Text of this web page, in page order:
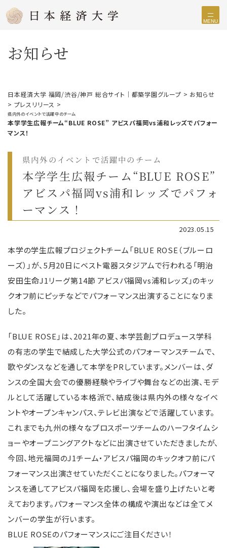
MENU
お知らせ
日本経済大学 福岡/渋谷/神戸 総合サイト｜都築学園グループ > お知らせ
> プレスリリース >
県内外のイベントで活躍中のチーム
本学学生広報チーム“BLUE ROSE” アビスパ福岡vs浦和レッズでパフォー
マンス！
県内外のイベントで活躍中のチーム
本学学生広報チーム“BLUE ROSE”
アビスパ福岡vs浦和レッズでパフォ
ーマンス！
2023.05.15
本学の学生広報プロジェクトチーム「BLUE ROSE（ブルーロ
ーズ）」が、5月20日にベスト電器スタジアムで行われる「明治
安田生命J1リーグ第14節 アビスパ福岡vs浦和レッズ」のキッ
クオフ前にピッチなどでパフォーマンス出演することになりま
した。
「BLUE ROSE」は、2021年の夏、本学芸創プロデュース学科
の有志の学生で結成した大学公式のパフォーマンスチームで、
歌やダンスなどを通して本学をPRしています。メンバーは、ダ
ンスの全国大会での優勝経験やライブや舞台などの出演、モデ
ルとして活躍している本格派で、結成後は県内外の様々なイベ
ントやオープンキャンパス、テレビ出演などで活躍しています。
これまでも九州の様々なプロスポーツチームのハーフタイムシ
ョーやオープニングアクトなどに出演させていただきましたが、
今回、地元福岡のJ1チーム・アビスパ福岡のキックオフ前にパ
フォーマンス出演させていただくことになりました。パフォーマ
ンスを通してアビスパ福岡を応援し、会場を盛り上げたいと考
えております。パフォーマンス全体の構成や演出などは全てメ
ンバーの学生が行います。
BLUE ROSEのパフォーマンスにご注目ください！